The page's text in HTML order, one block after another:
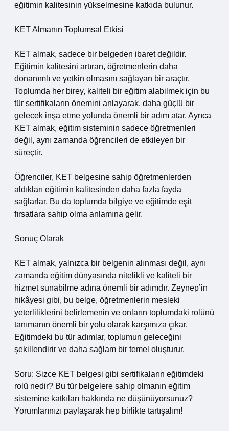
eğitimin kalitesinin yükselmesine katkıda bulunur.
KET Almanın Toplumsal Etkisi
KET almak, sadece bir belgeden ibaret değildir.
Eğitimin kalitesini artıran, öğretmenlerin daha
donanımlı ve yetkin olmasını sağlayan bir araçtır.
Toplumda her birey, kaliteli bir eğitim alabilmek için bu
tür sertifikaların önemini anlayarak, daha güçlü bir
gelecek inşa etme yolunda önemli bir adım atar. Ayrıca
KET almak, eğitim sisteminin sadece öğretmenleri
değil, aynı zamanda öğrencileri de etkileyen bir
süreçtir.
Öğrenciler, KET belgesine sahip öğretmenlerden
aldıkları eğitimin kalitesinden daha fazla fayda
sağlarlar. Bu da toplumda bilgiye ve eğitimde eşit
fırsatlara sahip olma anlamına gelir.
Sonuç Olarak
KET almak, yalnızca bir belgenin alınması değil, aynı
zamanda eğitim dünyasında nitelikli ve kaliteli bir
hizmet sunabilme adına önemli bir adımdır. Zeynep’in
hikâyesi gibi, bu belge, öğretmenlerin mesleki
yeterliliklerini belirlemenin ve onların toplumdaki rolünü
tanımanın önemli bir yolu olarak karşımıza çıkar.
Eğitimdeki bu tür adımlar, toplumun geleceğini
şekillendirir ve daha sağlam bir temel oluşturur.
Soru: Sizce KET belgesi gibi sertifikaların eğitimdeki
rolü nedir? Bu tür belgelere sahip olmanın eğitim
sistemine katkıları hakkında ne düşünüyorsunuz?
Yorumlarınızı paylaşarak hep birlikte tartışalım!